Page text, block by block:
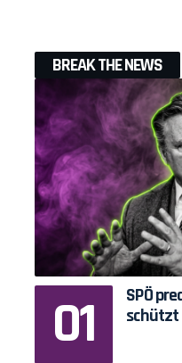
BREAK THE NEWS
SPÖ
schützt